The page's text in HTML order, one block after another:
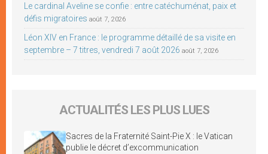
Le cardinal Aveline se confie : entre catéchuménat, paix et
défis migratoires août 7, 2026
Léon XIV en France : le programme détaillé de sa visite en
septembre – 7 titres, vendredi 7 août 2026 août 7, 2026
ACTUALITÉS LES PLUS LUES
Sacres de la Fraternité Saint-Pie X : le Vatican
publie le décret d’excommunication